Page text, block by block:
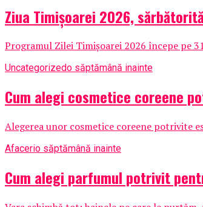
Ziua Timișoarei 2026,
Programul Zilei Timișoarei 2026 începe pe
Uncategorizedo săptămână inainte
Cum alegi cosmetice coreene
Alegerea unor cosmetice coreene potrivite
Afacerio săptămână inainte
Cum alegi parfumul potrivit